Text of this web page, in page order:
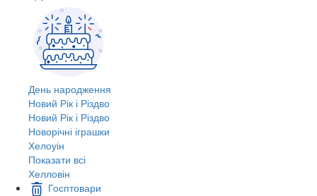
День народження
Новий Рік і Різдво
Новий Рік і Різдво
Новорічні іграшки
Хелоуін
Показати всі
Хелловін
Госптовари